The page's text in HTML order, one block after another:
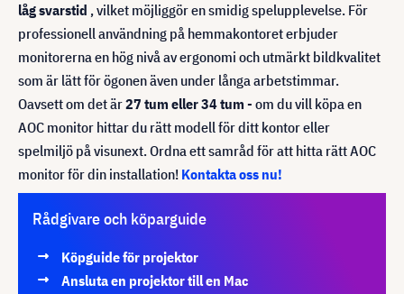
låg svarstid , vilket möjliggör en smidig spelupplevelse. För
professionell användning på hemmakontoret erbjuder
monitorerna en hög nivå av ergonomi och utmärkt bildkvalitet
som är lätt för ögonen även under långa arbetstimmar.
Oavsett om det är27 tum eller 34 tum - om du vill köpa en
AOC monitor hittar du rätt modell för ditt kontor eller
spelmiljö på visunext. Ordna ett samråd för att hitta rätt AOC
monitor för din installation! Kontakta oss nu!
Rådgivare och köparguide
Köpguide för projektor
Ansluta en projektor till en Mac